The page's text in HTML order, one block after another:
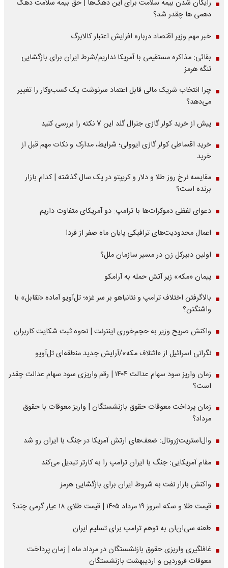
رایگان شدن بیمه سلامت برای این دهک‌ها | حق بیمه‌ سلامت دهک
دهمی ها چقدر شد؟
خبر مهم وزیر اقتصاد درباره افزایش اعتبار کالابرگ
بقائی: مذاکره مستقیمی با آمریکا نداریم/شرط ایران برای بازگشایی
تنگه هرمز
چرا انتخاب شریک مالی قابل اعتماد سرنوشت یک کسب‌وکار را تغییر
می‌دهد؟
پیش از خرید کولر گازی جنرال گلد این 7 نکته را بررسی کنید
خرید اقساطی کولر گازی ایوولی؛ شرایط، مدارک و نکات مهم قبل از
خرید
مقایسه نرخ روز طلا و دلار و کریپتو در یک سال گذشته | کدام بازار
برنده است؟
دعوای لفظی دموکرات‌ها با ترامپ: دو آمریکای متفاوت داریم
اعمال محدودیت‌های ترافیکی پایان ماه صفر از فردا
اولین دبیرکل زن در مسیر سازمان‌ ملل؟
پیمان «مکه» زیر آتش حمله به آرامکو
بالاگرفتن اختلاف ترامپ و نتانیاهو بر سر غزه؛ تل‌آویو آماده «تقابل» با
واشنگتن؟
واکنش صریح وزیر به حجم‌خوری اینترنت | نحوه ثبت شکایت کاربران
نگرانی اسرائیل از «ائتلاف مکه»/آرایش جدید منطقه‌ای تل‌آویو
زمان واریز سود سهام عدالت ۱۴۰۴ | رقم واریزی سود سهام عدالت چقدر
است؟
زمان پرداخت معوقات حقوق بازنشستگان | واریز معوقات با حقوق
مرداد؟
وال‌استریت‌ژرونال: ضعف‌های ارتش آمریکا در جنگ با ایران رو شد
مقام آمریکایی: جنگ با ایران ترامپ را به کارتر تبدیل می‌کند
واکنش بازار نفت به شروط ایران برای بازگشایی هرمز
قیمت طلا و سکه امروز ۱۹ مرداد ۱۴۰۵ | قیمت طلای ۱۸ عیار گرمی چند؟
طعنه سی‌ان‌ان به توهم ترامپ برای تسلیم ایران
غافلگیری واریزی حقوق بازنشستگان در مرداد ماه | زمان پرداخت
معوقات فروردین و اردیبهشت بازنشستگان